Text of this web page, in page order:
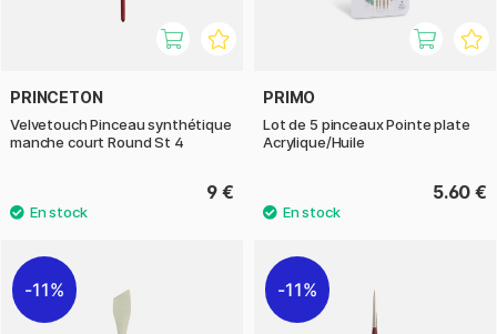
PRINCETON
Velvetouch Pinceau synthétique
manche court Round St 4
9 €
PRIMO
Lot de 5 pinceaux Pointe plate
Acrylique/Huile
5.60 €
11% 11%